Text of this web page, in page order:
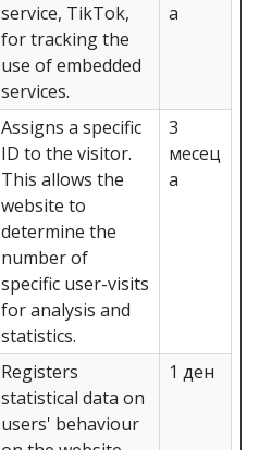
service, TikTok,
for tracking the
use of embedded
services.
а
Assigns a specific
ID to the visitor.
This allows the
website to
determine the
number of
specific user-visits
for analysis and
statistics.
3
месец
а
Registers
statistical data on
users' behaviour
1 ден